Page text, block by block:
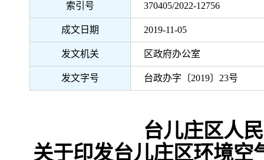
索引号 370405/2022-12756
成文日期 2019-11-05
发文机关 区政府办公室
发文字号 台政办字〔2019〕23号
台儿庄区人
关于印发台儿庄区环境空